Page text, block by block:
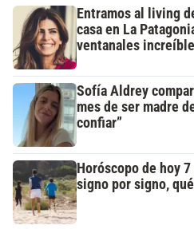
Entramos al living
casa en La
ventanales
Sofía Aldrey
mes de ser madre
confiar”
Horóscopo de hoy
signo por signo,